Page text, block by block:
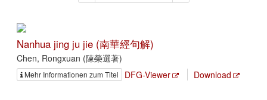
Nanhua jing ju jie (南華經句解)
Chen, Rongxuan (陳榮選著)
Mehr Informationen zum Titel DFG-Viewer Download